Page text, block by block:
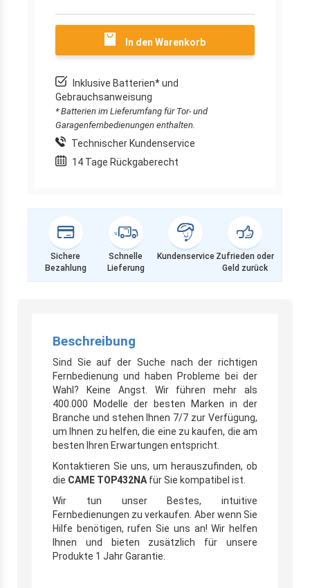
In den Warenkorb
Inklusive Batterien* und
Gebrauchsanweisung
* Batterien im Lieferumfang für Tor- und
Garagenfernbedienungen enthalten.
Technischer Kundenservice
14 Tage Rückgaberecht
Sichere
Bezahlung
Schnelle
Lieferung
Kundenservice Zufrieden oder
Geld zurück
Beschreibung
Sind Sie auf der Suche nach der richtigen
Fernbedienung und haben Probleme bei der
Wahl? Keine Angst. Wir führen mehr als
400.000 Modelle der besten Marken in der
Branche und stehen Ihnen 7/7 zur Verfügung,
um Ihnen zu helfen, die eine zu kaufen, die am
besten Ihren Erwartungen entspricht.
Kontaktieren Sie uns, um herauszufinden, ob
die CAME TOP432NA für Sie kompatibel ist.
Wir tun unser Bestes, intuitive
Fernbedienungen zu verkaufen. Aber wenn Sie
Hilfe benötigen, rufen Sie uns an! Wir helfen
Ihnen und bieten zusätzlich für unsere
Produkte 1 Jahr Garantie.